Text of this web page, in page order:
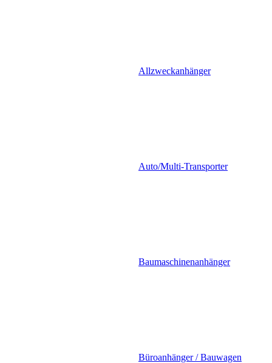
Allzweckanhänger
Auto/Multi-Transporter
Baumaschinenanhänger
Büroanhänger / Bauwagen